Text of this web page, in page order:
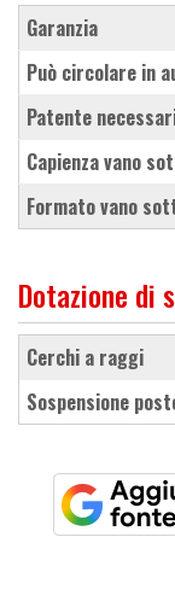
Garanzia
Può circolare in
Patente
Capienza vano
Formato vano
Dotazione di
cerchi a raggi
sospensione